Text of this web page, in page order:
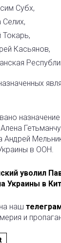
Субх,
Касьянов,
Андрей
в ООН.
уволил
Украины в
наш
и